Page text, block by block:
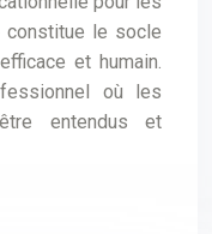
constitue le socle
et humain.
où les
entendus et